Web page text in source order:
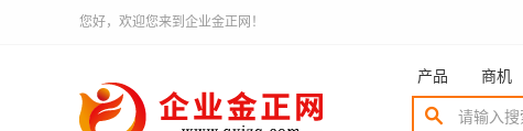
您好，欢迎您来到企业金正网！
产品 商机